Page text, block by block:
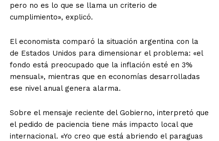
pero no es lo que se llama un criterio de
cumplimiento», explicó.
El economista comparó la situación argentina con la
de Estados Unidos para dimensionar el problema: «el
fondo está preocupado que la inflación esté en 3%
mensual», mientras que en economías desarrolladas
ese nivel anual genera alarma.
Sobre el mensaje reciente del Gobierno, interpretó que
el pedido de paciencia tiene más impacto local que
internacional. «Yo creo que está abriendo el paraguas